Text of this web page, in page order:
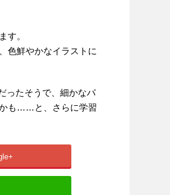
す。
色鮮やかなイラストに
ったそうで、細かなパ
かも……と、さらに学習